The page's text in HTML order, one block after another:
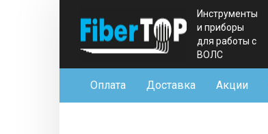
Инструменты
и приборы
для работы с
ВОЛС
Оплата Доставка Акции